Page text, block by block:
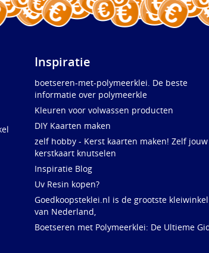
Inspiratie
boetseren-met-polymeerklei. De beste
informatie over polymeerkle
Kleuren voor volwassen producten
DIY Kaarten maken
zelf hobby - Kerst kaarten maken! Zelf jouw
kerstkaart knutselen
Inspiratie Blog
Uv Resin kopen?
Goedkoopsteklei.nl is de grootste kleiwinkel
van Nederland,
Boetseren met Polymeerklei: De Ultieme